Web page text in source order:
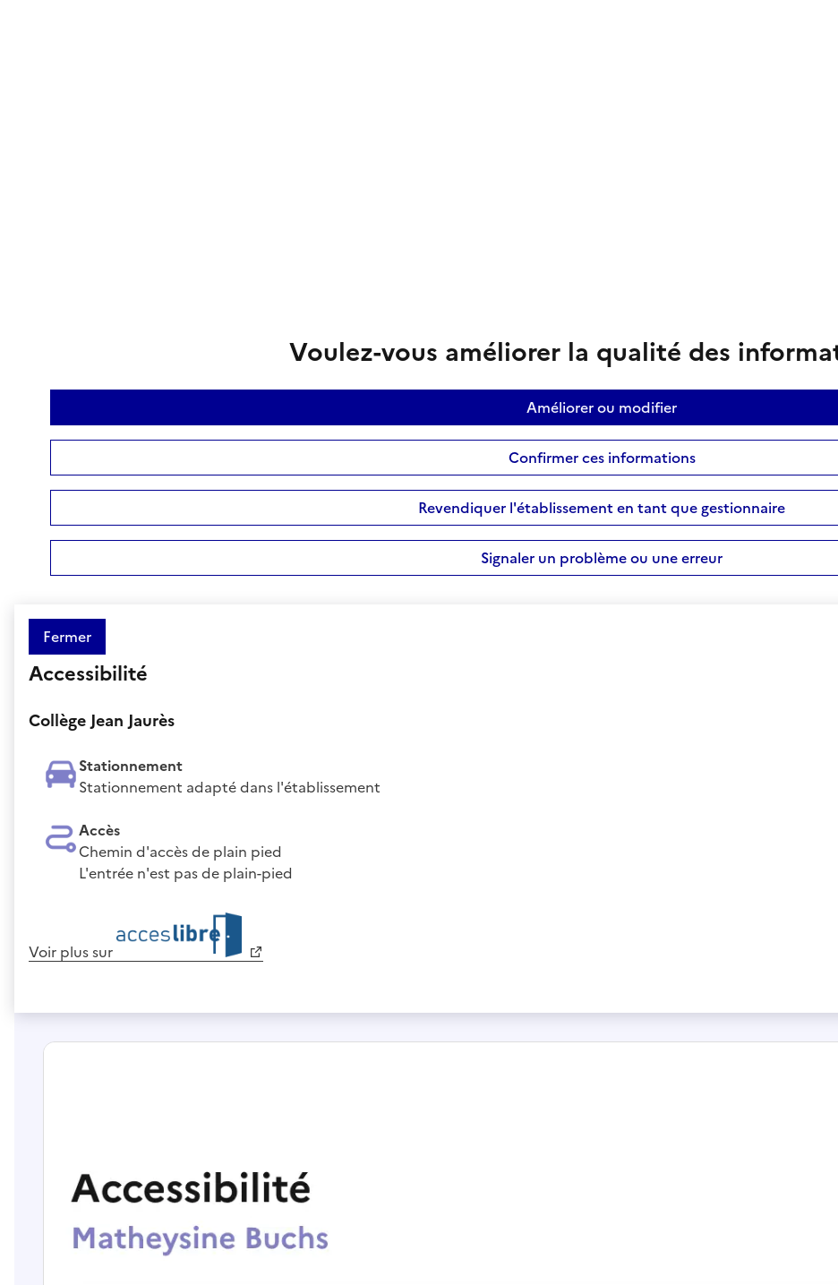
Voulez-vous améliorer la qualité des
Améliorer ou modifier
Confirmer ces informations
Revendiquer l'établissement en tant que gestionnaire
Signaler un problème ou une erreur
Fermer
Accessibilité
Collège Jean Jaurès
Stationnement
Stationnement adapté dans l'établissement
Accès
Chemin d'accès de plain pied
L'entrée n'est pas de plain-pied
Voir plus sur